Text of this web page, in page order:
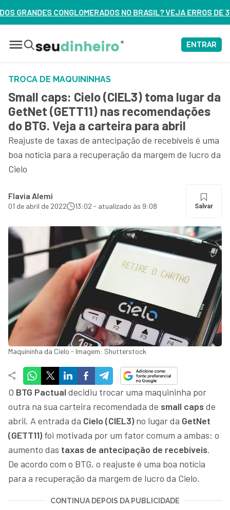
NO BRASIL? VEJA ERROS DE 3 DELES – ASSISTA AGORA
ENTRAR
TROCA DE MAQUININHAS
Small caps: Cielo (CIEL3) toma lugar da
GetNet (GETT11) nas recomendações
do BTG. Veja a carteira para abril
Reajuste de taxas de antecipação de recebíveis é uma
boa notícia para a recuperação da margem de lucro da
Cielo
Flavia Alemi
01 de abril de 2022 13:02 - atualizado às 9:08 Salvar
Maquininha da Cielo - Imagem: Shutterstock
O BTG Pactual decidiu trocar uma maquininha por
outra na sua carteira recomendada de small caps de
abril. A entrada da Cielo (CIEL3) no lugar da GetNet
(GETT11) foi motivada por um fator comum a ambas: o
aumento das taxas de antecipação de recebíveis.
De acordo com o BTG, o reajuste é uma boa notícia
para a recuperação da margem de lucro da Cielo.
CONTINUA DEPOIS DA PUBLICIDADE